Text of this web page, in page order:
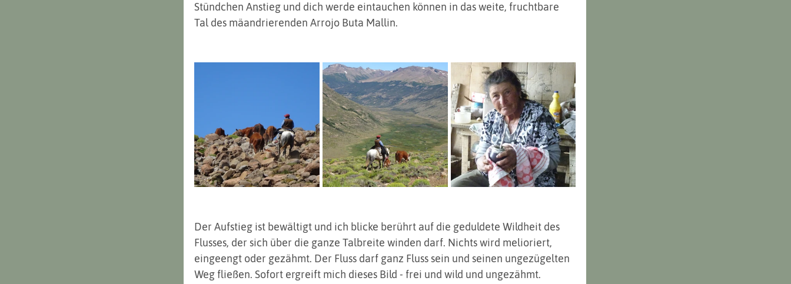
Stündchen Anstieg und dich werde eintauchen können in das weite, fruchtbare
Tal des mäandrierenden Arrojo Buta Mallin.
Der Aufstieg ist bewältigt und ich blicke berührt auf die geduldete Wildheit des
Flusses, der sich über die ganze Talbreite winden darf. Nichts wird melioriert,
eingeengt oder gezähmt. Der Fluss darf ganz Fluss sein und seinen ungezügelten
Weg fließen. Sofort ergreift mich dieses Bild - frei und wild und ungezähmt.